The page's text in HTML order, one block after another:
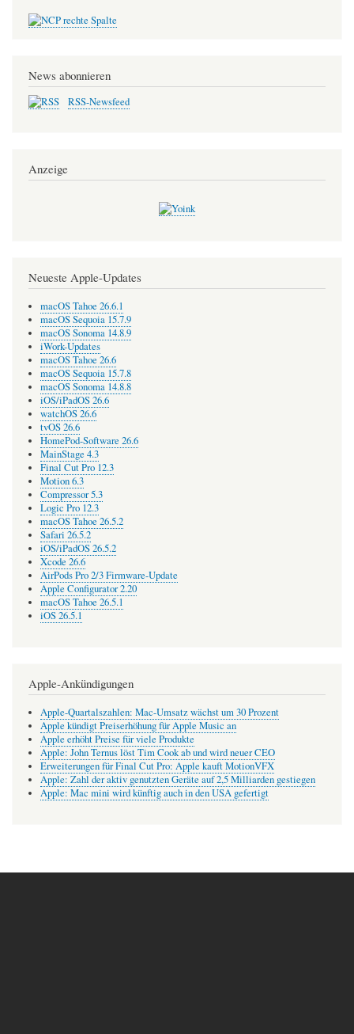
News abonnieren
RSS-Newsfeed
Anzeige
Neueste Apple-Updates
macOS Tahoe 26.6.1
macOS Sequoia 15.7.9
macOS Sonoma 14.8.9
iWork-Updates
macOS Tahoe 26.6
macOS Sequoia 15.7.8
macOS Sonoma 14.8.8
iOS/iPadOS 26.6
watchOS 26.6
tvOS 26.6
HomePod-Software 26.6
MainStage 4.3
Final Cut Pro 12.3
Motion 6.3
Compressor 5.3
Logic Pro 12.3
macOS Tahoe 26.5.2
Safari 26.5.2
iOS/iPadOS 26.5.2
Xcode 26.6
AirPods Pro 2/3 Firmware-Update
Apple Configurator 2.20
macOS Tahoe 26.5.1
iOS 26.5.1
Apple-Ankündigungen
Apple-Quartalszahlen: Mac-Umsatz wächst um 30 Prozent
Apple kündigt Preiserhöhung für Apple Music an
Apple erhöht Preise für viele Produkte
Apple: John Ternus löst Tim Cook ab und wird neuer CEO
Erweiterungen für Final Cut Pro: Apple kauft MotionVFX
Apple: Zahl der aktiv genutzten Geräte auf 2,5 Milliarden gestiegen
Apple: Mac mini wird künftig auch in den USA gefertigt